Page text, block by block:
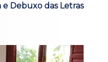
Debuxo das Letras